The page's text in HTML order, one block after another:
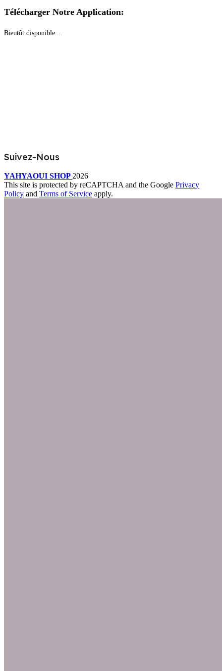
Télécharger Notre Application:
Bientôt disponible...
Suivez-Nous
YAHYAOUI SHOP 2026
This site is protected by reCAPTCHA and the Google Privacy
Policy and Terms of Service apply.